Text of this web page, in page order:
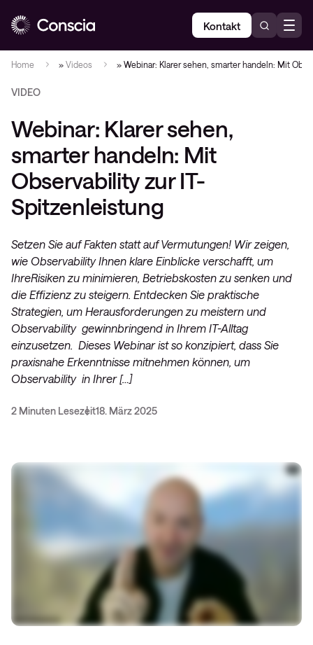
Kontakt
Home » Videos » Webinar: Klarer sehen, smarter handeln: Mit
VIDEO
Webinar: Klarer sehen,
smarter handeln: Mit
Observability zur IT-
Spitzenleistung
Setzen Sie auf Fakten statt auf Vermutungen! Wir zeigen,
wie Observability Ihnen klare Einblicke verschafft, um
IhreRisiken zu minimieren, Betriebskosten zu senken und
die Effizienz zu steigern. Entdecken Sie praktische
Strategien, um Herausforderungen zu meistern und
Observability gewinnbringend in Ihrem IT-Alltag
einzusetzen. Dieses Webinar ist so konzipiert, dass Sie
praxisnahe Erkenntnisse mitnehmen können, um
Observability in Ihrer […]
2 Minuten Lesezeit18. März 2025